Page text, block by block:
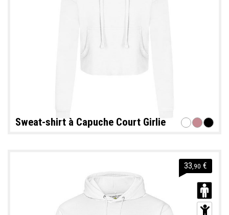
Sweat-shirt à Capuche Court Girlie
33 ,90 €